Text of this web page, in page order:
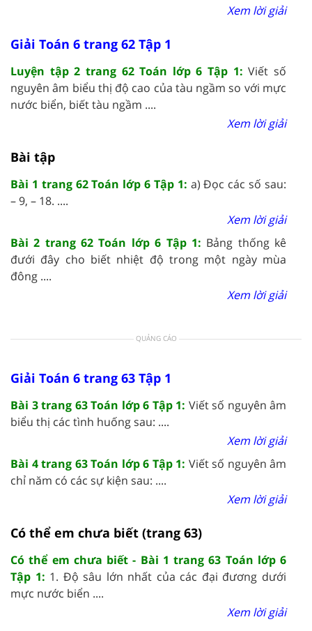
Xem lời giải
Giải Toán 6 trang 62 Tập 1
Luyện tập 2 trang 62 Toán lớp 6 Tập 1: Viết số
nguyên âm biểu thị độ cao của tàu ngầm so với mực
nước biển, biết tàu ngầm ....
Xem lời giải
Bài tập
Bài 1 trang 62 Toán lớp 6 Tập 1: a) Đọc các số sau:
– 9, – 18. ....
Xem lời giải
Bài 2 trang 62 Toán lớp 6 Tập 1: Bảng thống kê
đưới đây cho biết nhiệt độ trong một ngày mùa
đông ....
Xem lời giải
QUẢNG CÁO
Giải Toán 6 trang 63 Tập 1
Bài 3 trang 63 Toán lớp 6 Tập 1: Viết số nguyên âm
biểu thị các tình huống sau: ....
Xem lời giải
Bài 4 trang 63 Toán lớp 6 Tập 1: Viết số nguyên âm
chỉ năm có các sự kiện sau: ....
Xem lời giải
Có thể em chưa biết (trang 63)
Có thể em chưa biết - Bài 1 trang 63 Toán lớp 6
Tập 1: 1. Độ sâu lớn nhất của các đại đương dưới
mực nước biển ....
Xem lời giải